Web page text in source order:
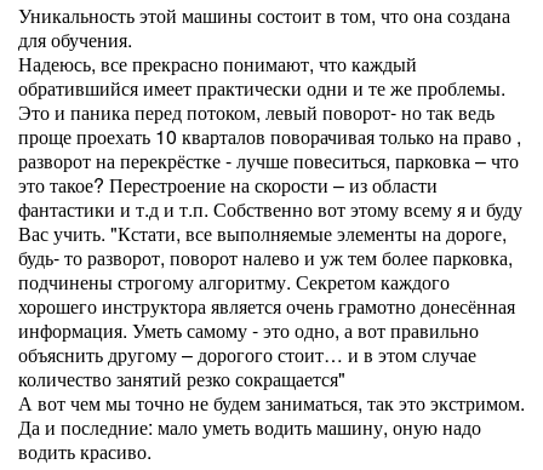
Уникальность этой машины состоит в том, что она создана
для обучения.
Надеюсь, все прекрасно понимают, что каждый
обратившийся имеет практически одни и те же проблемы.
Это и паника перед потоком, левый поворот- но так ведь
проще проехать 10 кварталов поворачивая только на право ,
разворот на перекрёстке - лучше повеситься, парковка – что
это такое? Перестроение на скорости – из области
фантастики и т.д и т.п. Собственно вот этому всему я и буду
Вас учить. "Кстати, все выполняемые элементы на дороге,
будь- то разворот, поворот налево и уж тем более парковка,
подчинены строгому алгоритму. Секретом каждого
хорошего инструктора является очень грамотно донесённая
информация. Уметь самому - это одно, а вот правильно
объяснить другому – дорогого стоит… и в этом случае
количество занятий резко сокращается"
А вот чем мы точно не будем заниматься, так это экстримом.
Да и последние: мало уметь водить машину, оную надо
водить красиво.